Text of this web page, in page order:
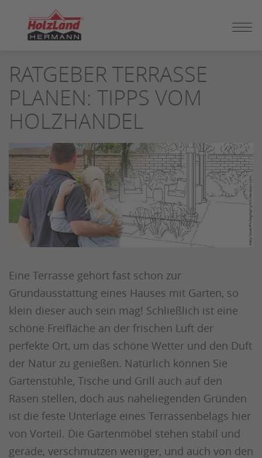
SEITENINHALT
SPRINGEN
RATGEBER TERRASSE
PLANEN: TIPPS VOM
HOLZHANDEL
Eine Terrasse gehört fast schon zur
Grundausstattung eines Hauses mit Garten, so
klein dieser auch sein mag! Schließlich ist eine
schöne Freifläche an der frischen Luft der
perfekte Ort, um das schöne Wetter und den Duft
der Natur zu genießen. Natürlich können Sie
Gartenstühle, Tische und Grill auch auf den
Rasen stellen, doch aus naheliegenden Gründen
ist die feste Unterlage eines Terrassenbelags hier
von Vorteil. Die Gartenmöbel stehen stabil und
gerade, verschmutzen weniger, und auch von den